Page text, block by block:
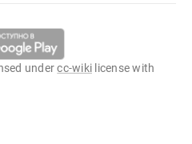
undercc-wiki license with